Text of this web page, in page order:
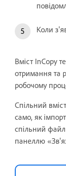
Коли
Вміст InCopy
отримання та
робочому
Спільний
само, як
спільний
панеллю